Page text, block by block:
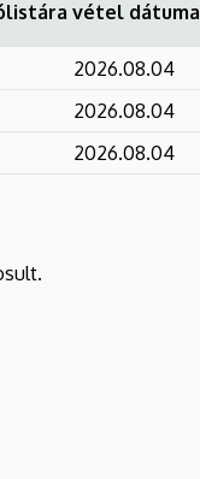
vétel dátuma
2026.08.04
2026.08.04
2026.08.04